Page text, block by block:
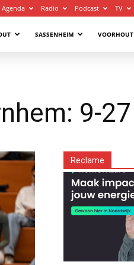
Agenda Radio Podcast TV
SASSENHEIM VOORHOUT
9-27
Reclame